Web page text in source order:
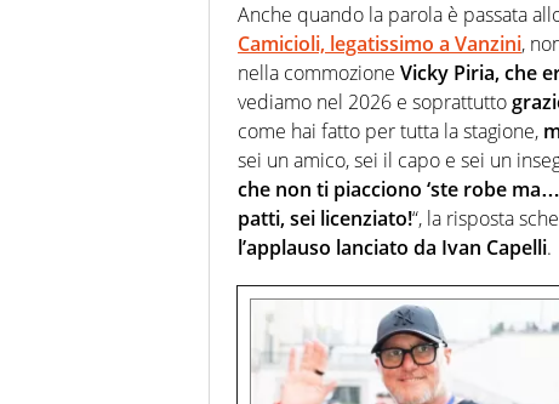
Anche quando la parola è passata
Camicioli, legatissimo a Vanzini,
nella commozione Vicky Piria, che
vediamo nel 2026 e soprattutto
come hai fatto per tutta la stagione,
sei un amico, sei il capo e sei un
che non ti piacciono ‘ste robe ma…
patti, sei licenziato!“, la risposta
l’applauso lanciato da Ivan Capelli.